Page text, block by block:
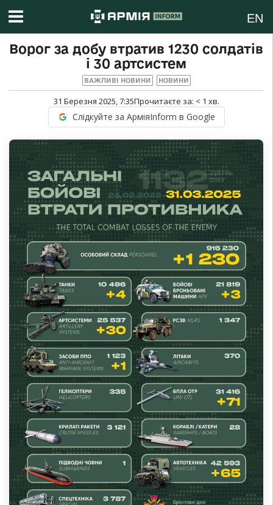
EN
Ворог за добу втратив 1230 солдатів
і 30 артсистем
ВАЖЛИВІ НОВИНИ НОВИНИ
31 Березня 2025, 7:35Прочитаєте за: < 1 хв.
Слідкуйте за АрміяInform в Google